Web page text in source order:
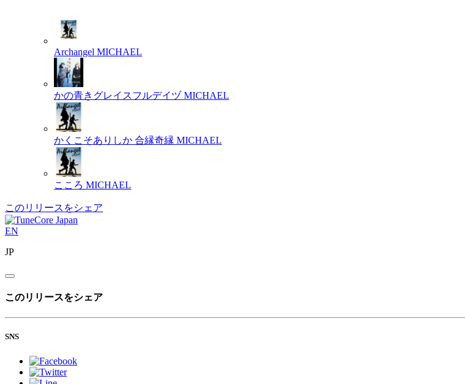
Archangel MICHAEL
かの青きグレイスフルデイヅ MICHAEL
かくこそありしか 合縁奇縁 MICHAEL
こころ MICHAEL
このリリースをシェア
EN
JP
このリリースをシェア
SNS